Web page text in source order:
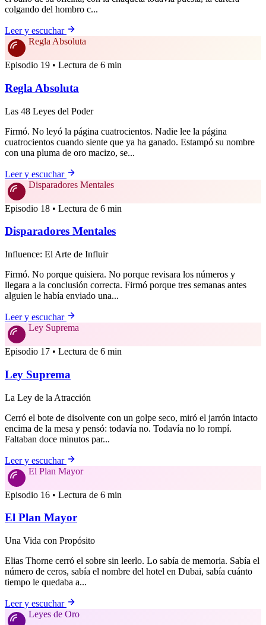
colgando del hombro c...
Leer y escuchar
Regla Absoluta
Episodio 19 • Lectura de 6 min
Regla Absoluta
Las 48 Leyes del Poder
Firmó. No leyó la página cuatrocientos. Nadie lee la página
cuatrocientos cuando siente que ya ha ganado. Estampó su nombre
con una pluma de oro macizo, se...
Leer y escuchar
Disparadores Mentales
Episodio 18 • Lectura de 6 min
Disparadores Mentales
Influence: El Arte de Influir
Firmó. No porque quisiera. No porque revisara los números y
llegara a la conclusión correcta. Firmó porque tres semanas antes
alguien le había enviado una...
Leer y escuchar
Ley Suprema
Episodio 17 • Lectura de 6 min
Ley Suprema
La Ley de la Atracción
Cerró el bote de disolvente con un golpe seco, miró el jarrón intacto
encima de la mesa y pensó: todavía no. Todavía no lo rompí.
Faltaban doce minutos par...
Leer y escuchar
El Plan Mayor
Episodio 16 • Lectura de 6 min
El Plan Mayor
Una Vida con Propósito
Elias Thorne cerró el sobre sin leerlo. Lo sabía de memoria. Sabía el
número de ceros, sabía el nombre del hotel en Dubai, sabía cuánto
tiempo le quedaba a...
Leer y escuchar
Leyes de Oro